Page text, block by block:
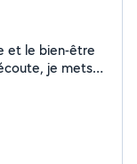
et le bien-être
je mets
adapté à vos